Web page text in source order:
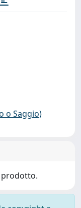
o Saggio)
prodotto.